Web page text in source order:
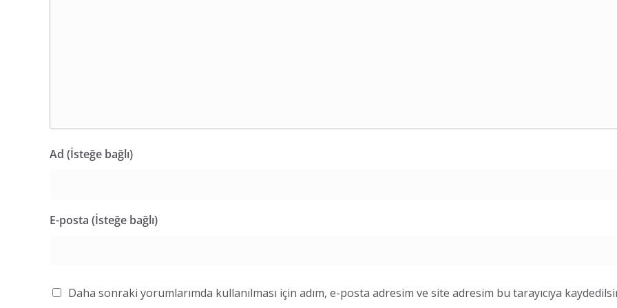
Ad (İsteğe bağlı)
E-posta (İsteğe bağlı)
Daha sonraki yorumlarımda kullanılması için adım, e-posta adresim ve site adresim bu tarayıcıya